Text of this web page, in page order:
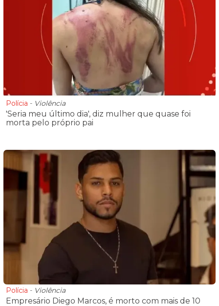
Polícia - Violência
'Seria meu último dia', diz mulher que quase foi
morta pelo próprio pai
Polícia - Violência
Empresário Diego Marcos, é morto com mais de 10